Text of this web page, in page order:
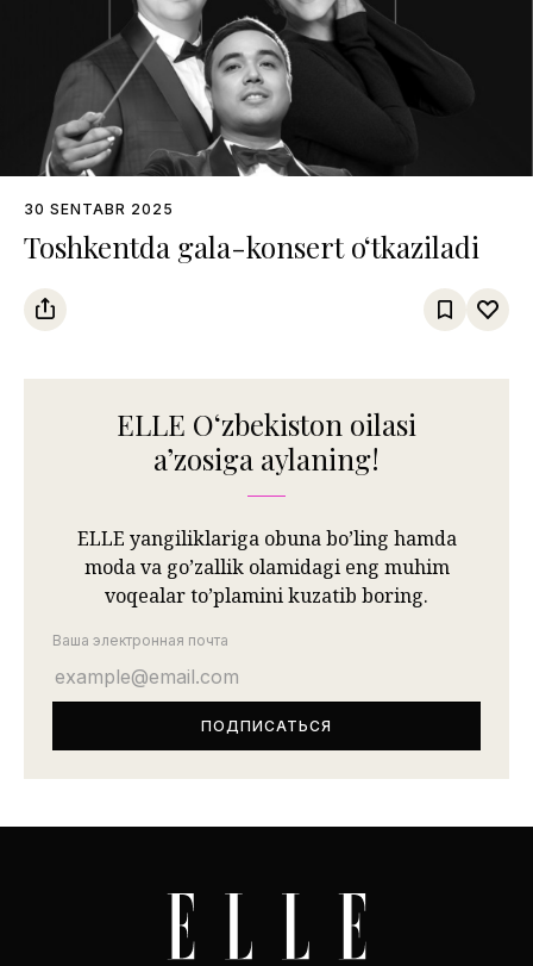
30 SENTABR 2025
Toshkentda gala-konsert o‘tkaziladi
ELLE Oʻzbekiston oilasi
aʼzosiga aylaning!
ELLE yangiliklariga obuna bo’ling hamda
moda va go’zallik olamidagi eng muhim
voqealar to’plamini kuzatib boring.
Ваша электронная почта